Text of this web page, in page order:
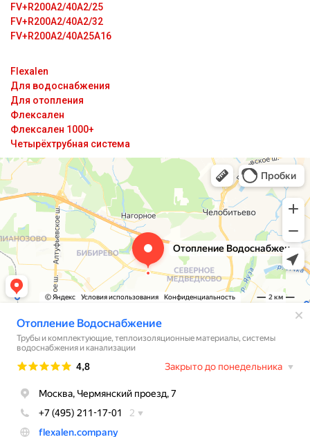
FV+R200A2/40A2/25
FV+R200A2/40A2/32
FV+R200A2/40A25A16
Flexalen
Для водоснабжения
Для отопления
Флексален
Флексален 1000+
Четырёхтрубная система